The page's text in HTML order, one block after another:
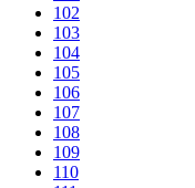
102
103
104
105
106
107
108
109
110